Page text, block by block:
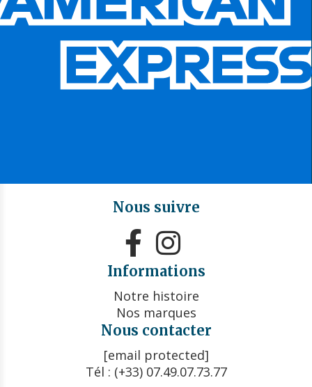
Nous suivre
 
Informations
Notre histoire
Nos marques
Nous contacter
[email protected]
Tél : (+33) 07.49.07.73.77